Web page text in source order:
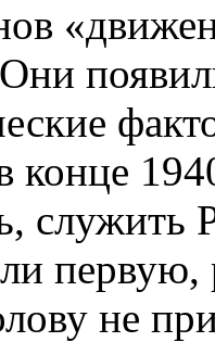
служить
не